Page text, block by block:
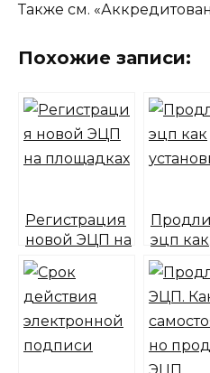
Также см.
Похожие записи:
Регистрация
новой ЭЦП на
площадках
эцп как